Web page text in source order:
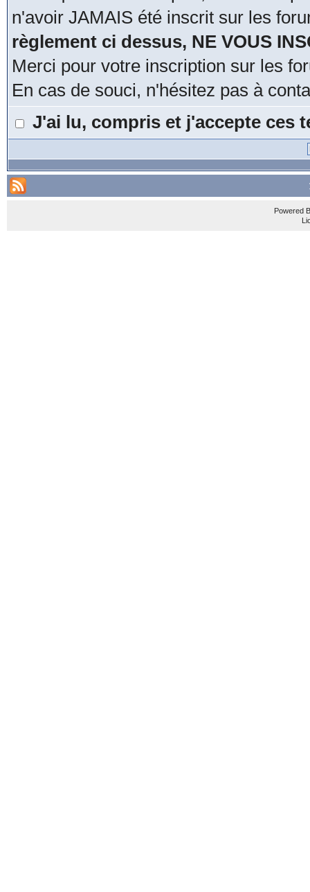
n'avoir JAMAIS été inscrit sur les
règlement ci dessus, NE VOUS
Merci pour votre inscription sur les
En cas de souci, n'hésitez pas à
J'ai lu, compris et j'accepte ces
Powered